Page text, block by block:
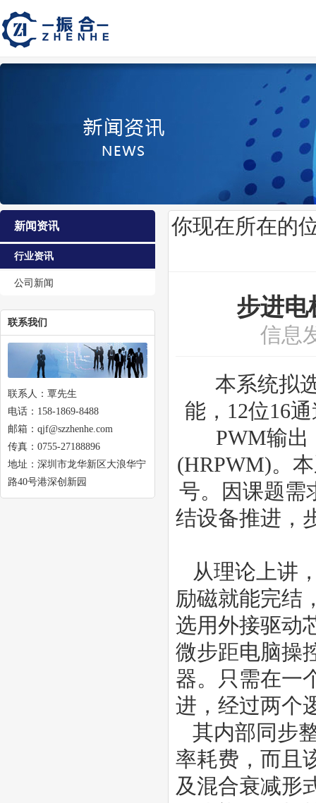
新闻资讯
行业资讯
公司新闻
联系我们
联系人：覃先生
电话：158-1869-8488
邮箱：qjf@szzhenhe.com
传真：0755-27188896
地址：深圳市龙华新区大浪华宁
路40号港深创新园
你现在所在的
步进电
信息
本系统拟选
能，12位16
PWM输
(HRPWM)。
号。因课题需
结设备推进，
从理论上讲
励磁就能完结
选用外接驱动
微步距电脑操
器。只需在一
进，经过两个
其内部同步
率耗费，而且
及混合衰减形